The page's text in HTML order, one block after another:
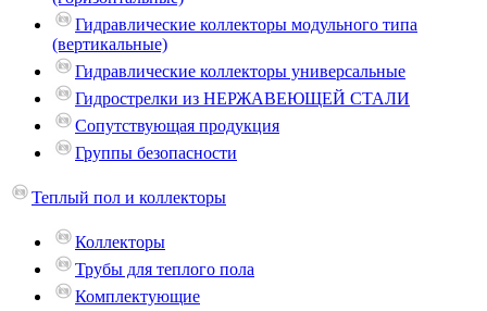
Гидравлические коллекторы модульного типа
(вертикальные)
Гидравлические коллекторы универсальные
Гидрострелки из НЕРЖАВЕЮЩЕЙ СТАЛИ
Сопутствующая продукция
Группы безопасности
Теплый пол и коллекторы
Коллекторы
Трубы для теплого пола
Комплектующие